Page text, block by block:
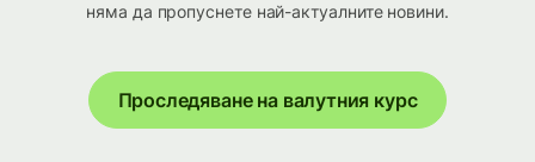
няма да пропуснете най-актуалните новини.
Проследяване на валутния курс